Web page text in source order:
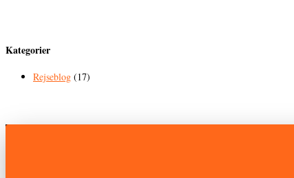
Kategorier
Rejseblog (17)